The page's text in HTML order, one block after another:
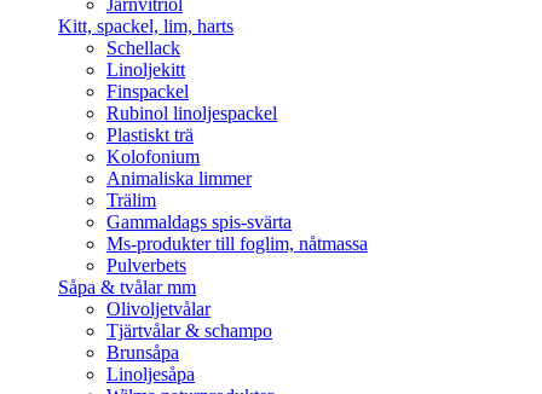
Järnvitriol
Kitt, spackel, lim, harts
Schellack
Linoljekitt
Finspackel
Rubinol linoljespackel
Plastiskt trä
Kolofonium
Animaliska limmer
Trälim
Gammaldags spis-svärta
Ms-produkter till foglim, nåtmassa
Pulverbets
Såpa & tvålar mm
Olivoljetvålar
Tjärtvålar & schampo
Brunsåpa
Linoljesåpa